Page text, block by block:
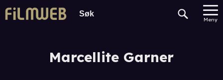
Meny
Marcellite Garner